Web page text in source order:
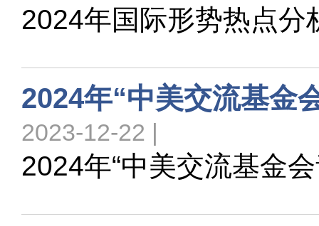
2024年国际形势热点分
2024年“中美交流基金
2023-12-22 |
2024年“中美交流基金